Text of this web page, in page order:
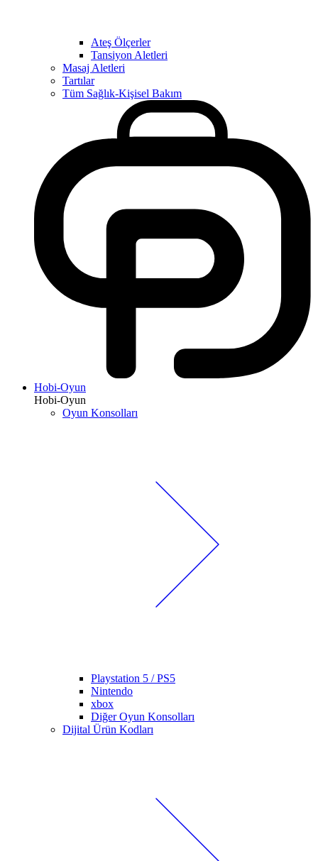
Ateş Ölçerler
Tansiyon Aletleri
Masaj Aletleri
Tartılar
Tüm Sağlık-Kişisel Bakım
Hobi-Oyun
Hobi-Oyun
Oyun Konsolları
Playstation 5 / PS5
Nintendo
xbox
Diğer Oyun Konsolları
Dijital Ürün Kodları